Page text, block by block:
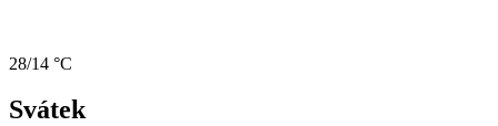
28/14 °C
Svátek